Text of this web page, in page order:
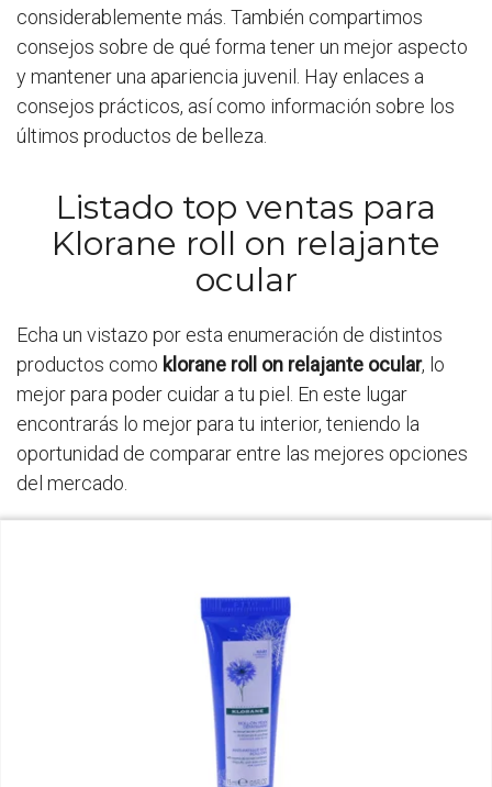
considerablemente más. También compartimos
consejos sobre de qué forma tener un mejor aspecto
y mantener una apariencia juvenil. Hay enlaces a
consejos prácticos, así como información sobre los
últimos productos de belleza.
Listado top ventas para
Klorane roll on relajante
ocular
Echa un vistazo por esta enumeración de distintos
productos como klorane roll on relajante ocular, lo
mejor para poder cuidar a tu piel. En este lugar
encontrarás lo mejor para tu interior, teniendo la
oportunidad de comparar entre las mejores opciones
del mercado.